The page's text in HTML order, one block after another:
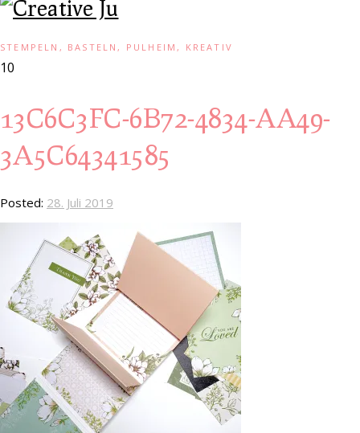
STEMPELN, BASTELN, PULHEIM, KREATIV
10
13C6C3FC-6B72-4834-AA49-
3A5C64341585
Posted: 28. Juli 2019